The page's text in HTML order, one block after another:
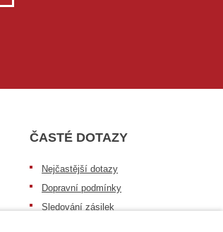
ČASTÉ DOTAZY
Nejčastější dotazy
Dopravní podmínky
Sledování zásilek